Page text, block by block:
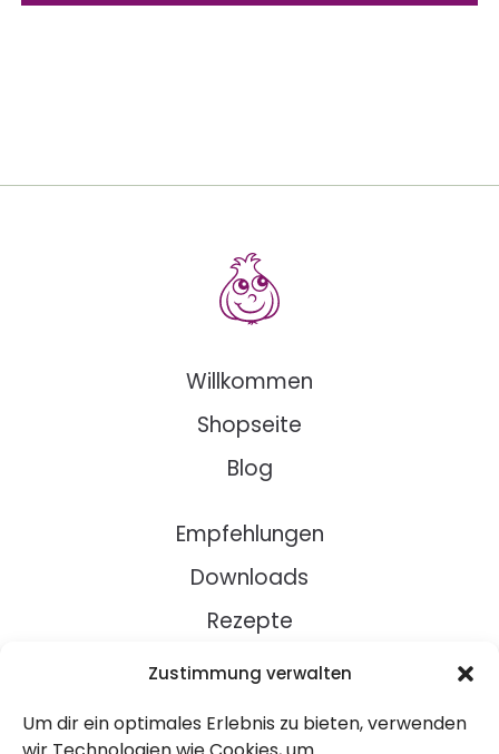
Zustimmung verwalten
Um dir ein optimales Erlebnis zu bieten, verwenden
Willkommen
Shopseite
Blog
Empfehlungen
Downloads
Rezepte
Über Uns
Kontakt